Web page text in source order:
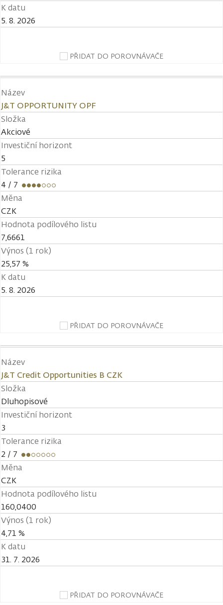
K datu
5. 8. 2026
PŘIDAT DO POROVNÁVAČE
Název
J&T OPPORTUNITY OPF
Složka
Akciové
Investiční horizont
5
Tolerance rizika
4 / 7
Měna
CZK
Hodnota podílového listu
7,6661
Výnos (1 rok)
25,57 %
K datu
5. 8. 2026
PŘIDAT DO POROVNÁVAČE
Název
J&T Credit Opportunities B CZK
Složka
Dluhopisové
Investiční horizont
3
Tolerance rizika
2 / 7
Měna
CZK
Hodnota podílového listu
160,0400
Výnos (1 rok)
4,71 %
K datu
31. 7. 2026
PŘIDAT DO POROVNÁVAČE